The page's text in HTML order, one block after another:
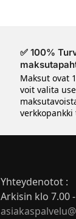
✅ 100%
Maksut ovat
voit valita
Yhteydenotot :
Arkisin klo 7.00